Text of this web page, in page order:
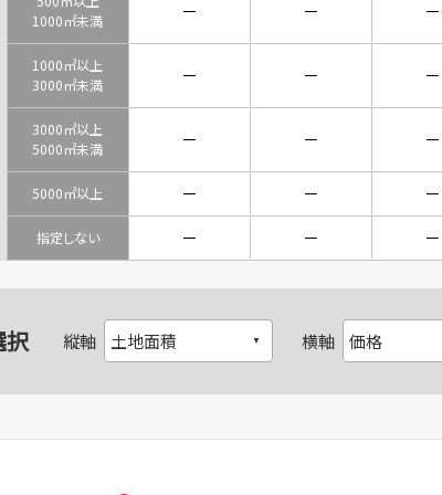
1000㎡未満
－ － －
1000㎡以上
3000㎡未満
－ － －
3000㎡以上
5000㎡未満
－ － －
5000㎡以上 － － －
指定しない － － －
択 縦軸 横軸